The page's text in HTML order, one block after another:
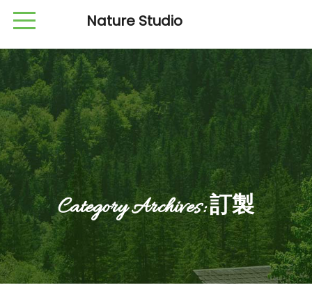
Nature Studio
Category Archives:訂製